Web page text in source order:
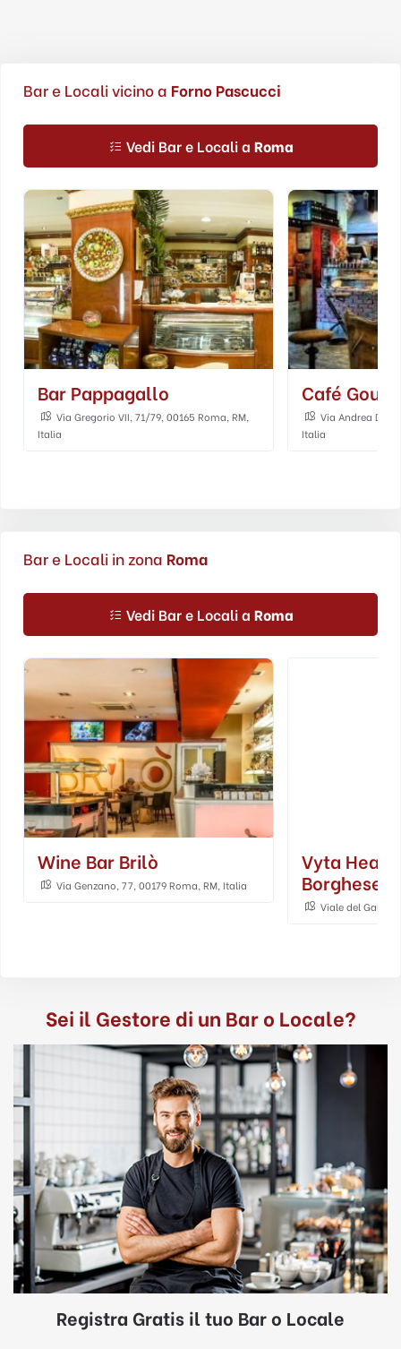
Bar e Locali vicino a Forno Pascucci
Vedi Bar e Locali a Roma
Bar Pappagallo
Via Gregorio VII, 71/79, 00165 Roma, RM,
Italia
Café
Via Andrea
Italia
Bar e Locali in zona Roma
Vedi Bar e Locali a Roma
Wine Bar Brilò
Via Genzano, 77, 00179 Roma, RM, Italia
Vyta
Borghese
Viale del
Sei il Gestore di un Bar o Locale?
Registra Gratis il tuo Bar o Locale